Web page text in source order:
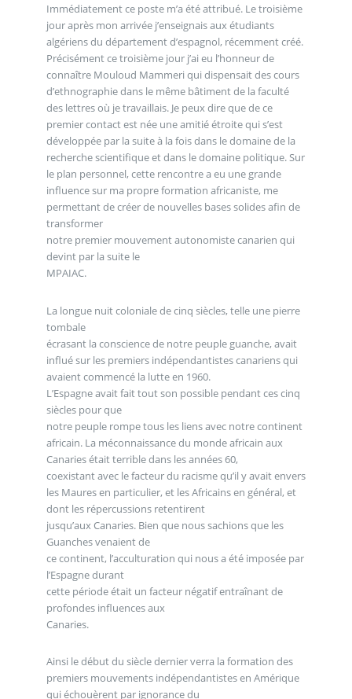
Immédiatement ce poste m’a été attribué. Le troisième
jour après mon arrivée j’enseignais aux étudiants
algériens du département d’espagnol, récemment créé.
Précisément ce troisième jour j’ai eu l’honneur de
connaître Mouloud Mammeri qui dispensait des cours
d’ethnographie dans le même bâtiment de la faculté
des lettres où je travaillais. Je peux dire que de ce
premier contact est née une amitié étroite qui s’est
développée par la suite à la fois dans le domaine de la
recherche scientifique et dans le domaine politique. Sur
le plan personnel, cette rencontre a eu une grande
influence sur ma propre formation africaniste, me
permettant de créer de nouvelles bases solides afin de
transformer
notre premier mouvement autonomiste canarien qui
devint par la suite le
MPAIAC.
La longue nuit coloniale de cinq siècles, telle une pierre
tombale
écrasant la conscience de notre peuple guanche, avait
influé sur les premiers indépendantistes canariens qui
avaient commencé la lutte en 1960.
L’Espagne avait fait tout son possible pendant ces cinq
siècles pour que
notre peuple rompe tous les liens avec notre continent
africain. La méconnaissance du monde africain aux
Canaries était terrible dans les années 60,
coexistant avec le facteur du racisme qu’il y avait envers
les Maures en particulier, et les Africains en général, et
dont les répercussions retentirent
jusqu’aux Canaries. Bien que nous sachions que les
Guanches venaient de
ce continent, l’acculturation qui nous a été imposée par
l’Espagne durant
cette période était un facteur négatif entraînant de
profondes influences aux
Canaries.
Ainsi le début du siècle dernier verra la formation des
premiers mouvements indépendantistes en Amérique
qui échouèrent par ignorance du